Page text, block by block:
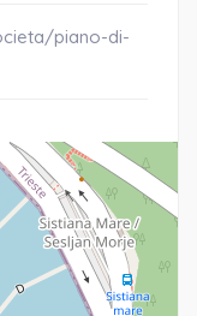
piano-di-